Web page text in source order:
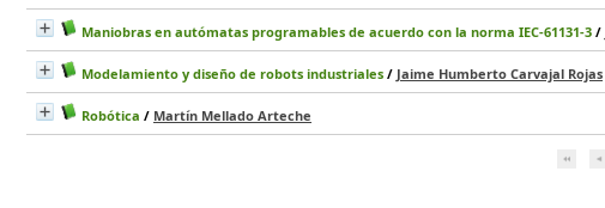
Maniobras en autómatas programables de acuerdo con la norma IEC-61131-3 /
Modelamiento y diseño de robots industriales / Jaime Humberto Carvajal Rojas
Robótica / Martín Mellado Arteche